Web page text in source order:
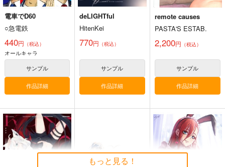
電車でD60
○急電鉄
440円 （税込）
オールキャラ
サンプル
作品詳細
deLIGHTful
HitenKei
770円 （税込）
サンプル
作品詳細
remote causes
PASTA'S ESTAB.
2,200円 （税込）
サンプル
作品詳細
もっと見る！